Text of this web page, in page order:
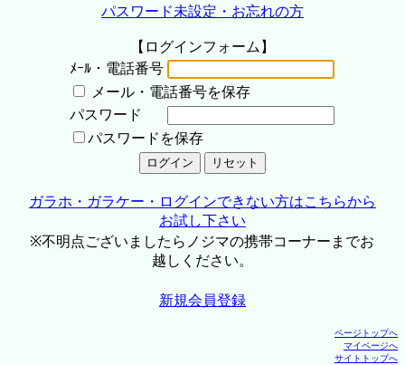
パスワード未設定・お忘れの方
【ログインフォーム】
ﾒｰﾙ・電話番号
メール・電話番号を保存
パスワード
パスワードを保存
ガラホ・ガラケー・ログインできない方はこちらから
お試し下さい
※不明点ございましたらノジマの携帯コーナーまでお
越しください。
新規会員登録
ページトップへ
マイページへ
サイトトップへ